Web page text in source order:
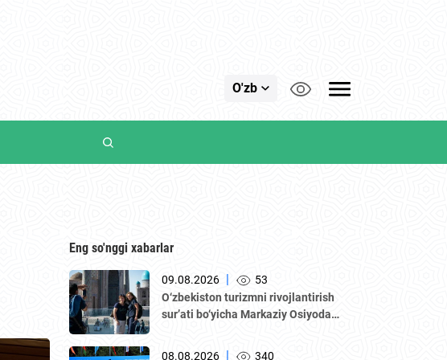
O'zb
Eng so'nggi xabarlar
09.08.2026 |
53
O‘zbekiston turizmni rivojlantirish
sur’ati bo‘yicha Markaziy Osiyoda
08.08.2026 | 340